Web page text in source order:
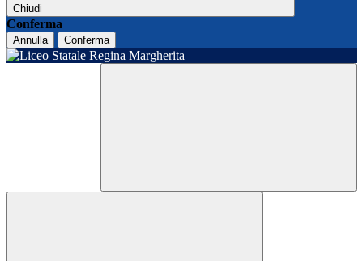
Chiudi
Conferma
Annulla Conferma